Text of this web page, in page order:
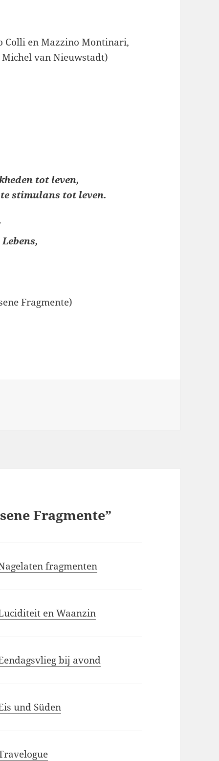
Colli en Mazzino Montinari,
van Nieuwstadt)
tot leven,
stimulans tot leven.
Fragmente)
Fragmente”
fragmenten
en Waanzin
bij avond
und Süden